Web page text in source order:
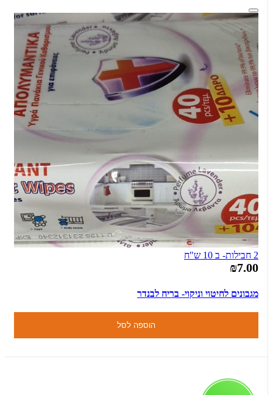
2 חבילות- ב 10 ש"ח
₪7.00
מגבונים לחיטוי וניקוי- בריח לבנדר
הוספה לסל